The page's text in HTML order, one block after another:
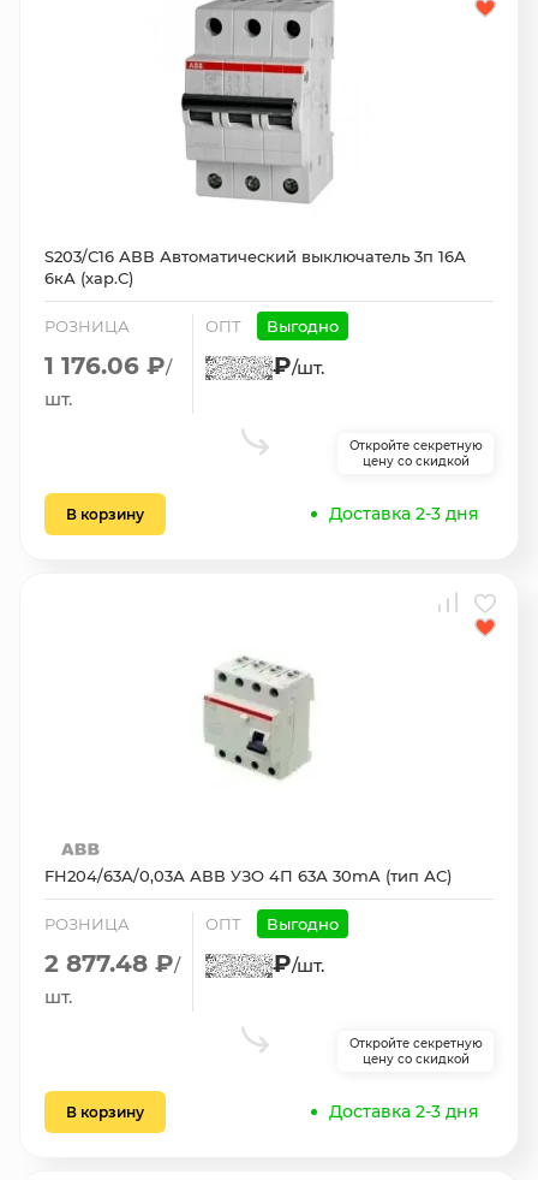
S203/С16 АВВ Автоматический выключатель 3п 16А
6кА (хар.С)
РОЗНИЦА
1 176.06 ₽/
шт.
ОПТ Выгодно
₽/шт.
Откройте секретную
цену со скидкой
В корзину Доставка 2-3 дня
FH204/63А/0,03А АВВ УЗО 4П 63А 30mA (тип АС)
РОЗНИЦА
2 877.48 ₽/
шт.
ОПТ Выгодно
₽/шт.
Откройте секретную
цену со скидкой
В корзину Доставка 2-3 дня